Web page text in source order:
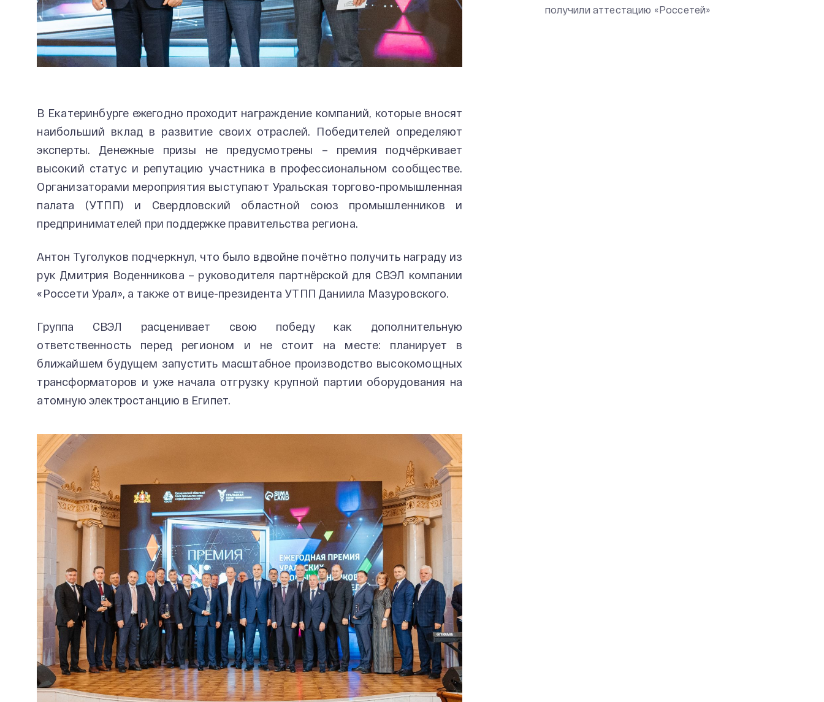
В Екатеринбурге ежегодно проходит награждение компаний, которые вносят
наибольший вклад в развитие своих отраслей. Победителей определяют
эксперты. Денежные призы не предусмотрены – премия подчёркивает
высокий статус и репутацию участника в профессиональном сообществе.
Организаторами мероприятия выступают Уральская торгово-промышленная
палата (УТПП) и Свердловский областной союз промышленников и
предпринимателей при поддержке правительства региона.
Антон Туголуков подчеркнул, что было вдвойне почётно получить награду из
рук Дмитрия Воденникова – руководителя партнёрской для СВЭЛ компании
«Россети Урал», а также от вице-президента УТПП Даниила Мазуровского.
Группа СВЭЛ расценивает свою победу как дополнительную
ответственность перед регионом и не стоит на месте: планирует в
ближайшем будущем запустить масштабное производство высокомощных
трансформаторов и уже начала отгрузку крупной партии оборудования на
атомную электростанцию в Египет.
получили аттестацию «Россетей»